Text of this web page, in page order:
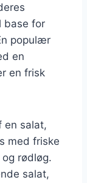
base for
populær
en
en frisk
en salat,
med friske
rødløg.
salat,